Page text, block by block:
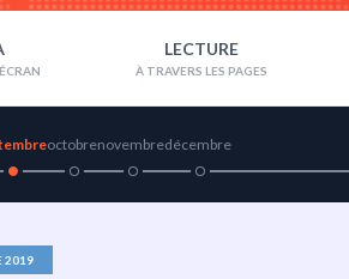
LECTURE
octobrenovembredécembre
2019